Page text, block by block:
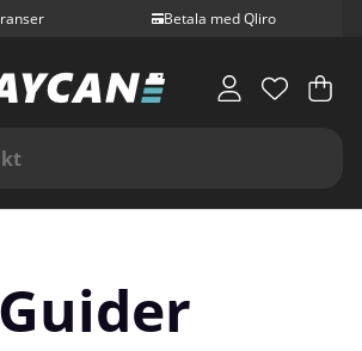
Betala med Qliro
.
Guider